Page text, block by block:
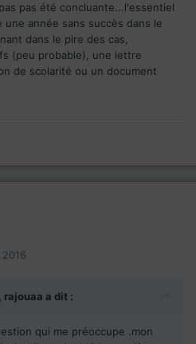
pas été concluante...l'essentiel
année sans succès dans le
dans le pire des cas,
(peu probable), une lettre
de scolarité ou un document
rajouaa a dit :
qui me préoccupe .mon